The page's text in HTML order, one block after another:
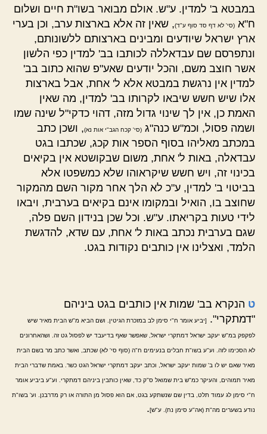
במבטא ב' למדין. ע"ש. אולם מבואר בשו"ת חיים ושלום
ח"א (סי' לא דף סד סוף ע"ד), שאין זה אלא בארצות ערב, וכן בערי
ארץ ישראל שיודעים ומבינים בארצותם ללשונותם,
ונתפרסם שם עבדאללה לכותבו בב' למדין כפי הלשון
אשר חוצב משם, והכל יודעים שאע"פ שהוא כתוב בב'
למדין אין נרגשת במבטא אלא ל' אחת, אבל בארצות
אלו שיש חשש שיבאו לקרותו בב' למדין, מה שאין
האמת כן, אין לך שינוי גדול מזה, דהוי כדקי"ל שינה שמו
ושמה פסול, וכמ"ש כנה"ג (סי' קכח הגב"י אות נא), ושכן כתב
במכתב מאליהו בסוף הספר אות קכג, שכתבו בגט
עבדאלה, באות ל' אחת, משום שבקושטא אין בקיאים
בכינוי זה, ויש חשש שיקראוהו שלא כמשפטו אלא
בביטוי ב' למדין, ע"כ לא הלך אחר מקור השם מהמקור
שחוצב בו, הואיל ובמקומו אינם בקיאים בערבית, ויבאו
לידי טעות בקריאתו. ע"ש. וכל שכן בנידון השם פלה,
שגם בערבית נכתב באות ל' אחת, עם שדא, להדגשת
הלמד, ואצלינו אין כותבים נקודות בגט.
ט הנקרא בב' שמות אין כותבים בגט ביניהם
"דמתקרי".
[יביע אומר ח"י סימן לב במזכרת הגיטין. ושם הביא מ"ש הבית מאיר שיש
לפקפק במ"ש יעקב ישראל דמתקרי ישראל, שאפשר שאף בדיעבד יש לפסול גט זה. ושהאחרונים
לא הסכימו לזה. וע"ע בשו"ת חבלים בנעימים ח"ה (סוף סי' לא) שכתב, ואשר כתב מר בשם הבית
מאיר שאם יש לו ב' שמות יעקב ישראל, וכתב יעקב דמתקרי ישראל הגט כשר. באמת שדברי הבית
מאיר תמוהים, והעיקר כמ"ש בית שמואל ס"ק כד, שאין כותבין ביניהם דמתקרי. וע"ע ביביע אומר
ח"י סימן לג עמוד תלט, בדין שם שנשתקע בגט, אם הוא פסול מן התורה או רק מדרבנן. וע' בשו"ת
נודע בשערים מה"ת (אה"ע סימן נח). ע"ש].